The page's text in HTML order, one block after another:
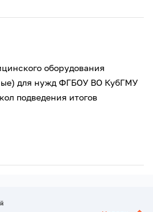
оборудования
для нужд ФГБОУ ВО КубГМУ
подведения итогов